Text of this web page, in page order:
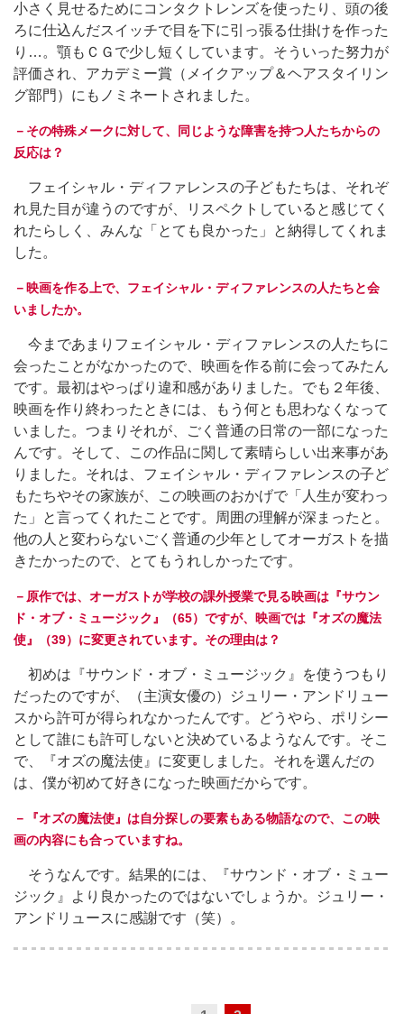
小さく見せるためにコンタクトレンズを使ったり、頭の後
ろに仕込んだスイッチで目を下に引っ張る仕掛けを作った
り…。顎もＣＧで少し短くしています。そういった努力が
評価され、アカデミー賞（メイクアップ＆ヘアスタイリン
グ部門）にもノミネートされました。
－その特殊メークに対して、同じような障害を持つ人たちからの
反応は？
フェイシャル・ディファレンスの子どもたちは、それぞ
れ見た目が違うのですが、リスペクトしていると感じてく
れたらしく、みんな「とても良かった」と納得してくれま
した。
－映画を作る上で、フェイシャル・ディファレンスの人たちと会
いましたか。
今まであまりフェイシャル・ディファレンスの人たちに
会ったことがなかったので、映画を作る前に会ってみたん
です。最初はやっぱり違和感がありました。でも２年後、
映画を作り終わったときには、もう何とも思わなくなって
いました。つまりそれが、ごく普通の日常の一部になった
んです。そして、この作品に関して素晴らしい出来事があ
りました。それは、フェイシャル・ディファレンスの子ど
もたちやその家族が、この映画のおかげで「人生が変わっ
た」と言ってくれたことです。周囲の理解が深まったと。
他の人と変わらないごく普通の少年としてオーガストを描
きたかったので、とてもうれしかったです。
－原作では、オーガストが学校の課外授業で見る映画は『サウン
ド・オブ・ミュージック』（65）ですが、映画では『オズの魔法
使』（39）に変更されています。その理由は？
初めは『サウンド・オブ・ミュージック』を使うつもり
だったのですが、（主演女優の）ジュリー・アンドリュー
スから許可が得られなかったんです。どうやら、ポリシー
として誰にも許可しないと決めているようなんです。そこ
で、『オズの魔法使』に変更しました。それを選んだの
は、僕が初めて好きになった映画だからです。
－『オズの魔法使』は自分探しの要素もある物語なので、この映
画の内容にも合っていますね。
そうなんです。結果的には、『サウンド・オブ・ミュー
ジック』より良かったのではないでしょうか。ジュリー・
アンドリュースに感謝です（笑）。